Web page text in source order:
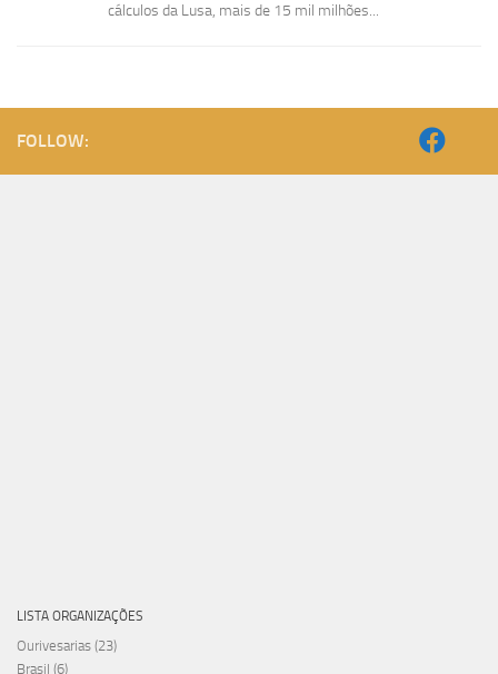
cálculos da Lusa, mais de 15 mil milhões...
FOLLOW:
LISTA ORGANIZAÇÕES
Ourivesarias (23)
Brasil (6)